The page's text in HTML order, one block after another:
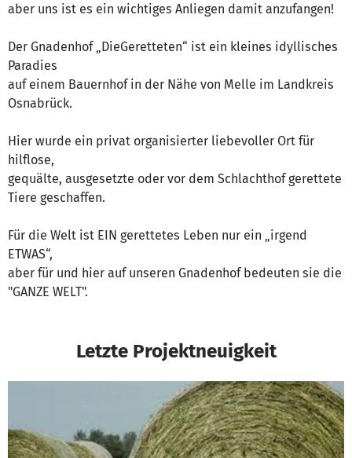
aber uns ist es ein wichtiges Anliegen damit anzufangen!
Der Gnadenhof „DieGeretteten“ ist ein kleines idyllisches
Paradies
auf einem Bauernhof in der Nähe von Melle im Landkreis
Osnabrück.
Hier wurde ein privat organisierter liebevoller Ort für
hilflose,
gequälte, ausgesetzte oder vor dem Schlachthof gerettete
Tiere geschaffen.
Für die Welt ist EIN gerettetes Leben nur ein „irgend
ETWAS“,
aber für und hier auf unseren Gnadenhof bedeuten sie die
"GANZE WELT".
Letzte Projektneuigkeit